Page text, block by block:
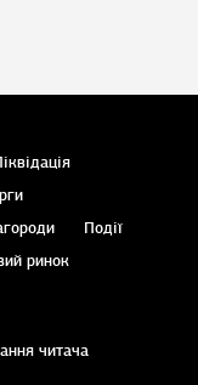
Події
ринок
читача